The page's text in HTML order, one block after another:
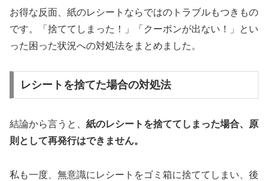
お得な反面、紙のレシートならではのトラブルもつきもの
です。「捨ててしまった！」「クーポンが出ない！」とい
った困った状況への対処法をまとめました。
レシートを捨てた場合の対処法
結論から言うと、 紙のレシートを捨ててしまった場合、原
則として再発行はできません。
私も一度、無意識にレシートをゴミ箱に捨ててしまい、後